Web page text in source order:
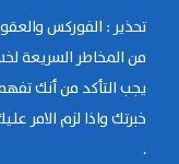
تحذير : الفوركس
من المخاطر السريعة
يجب التأكد من أنك
خبرتك واذا لزم الامر
.